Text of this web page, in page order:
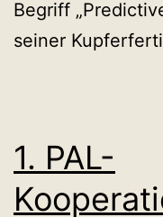
Begriff
seiner
1. PAL-